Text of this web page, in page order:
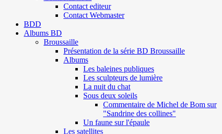
Contact editeur
Contact Webmaster
BDD
Albums BD
Broussaille
Présentation de la série BD Broussaille
Albums
Les baleines publiques
Les sculpteurs de lumière
La nuit du chat
Sous deux soleils
Commentaire de Michel de Bom sur
"Sandrine des collines"
Un faune sur l'épaule
Les satellites